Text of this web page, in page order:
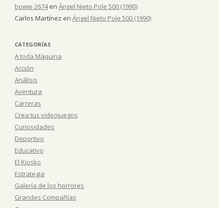
bowie 2674en Ángel Nieto Pole 500 (1990)
Carlos Martínez en Ángel Nieto Pole 500 (1990)
CATEGORÍAS
A toda Máquina
Acción
Análisis
Aventura
Carreras
Crea tus videojuegos
Curiosidades
Deportivo
Educativo
El Kiosko
Estrategia
Galería de los horrores
Grandes Compañías